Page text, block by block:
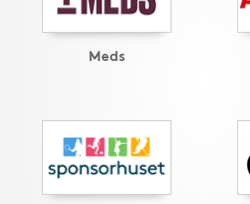
Meds